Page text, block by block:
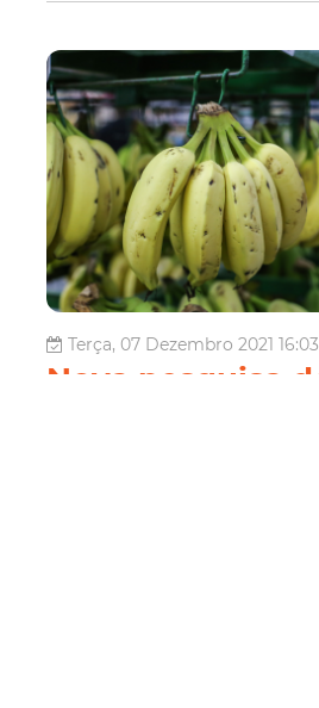
Terça, 07 Dezembro 2021 16:03
Nova pesquisa